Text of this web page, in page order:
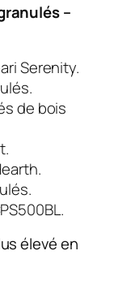
–
Serenity.
de bois
élevé en